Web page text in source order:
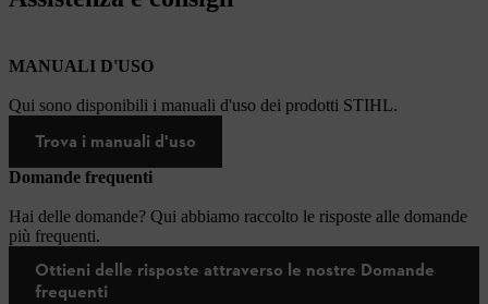
MANUALI D'USO
Qui sono disponibili i manuali d'uso dei prodotti STIHL.
Trova i manuali d'uso
Domande frequenti
Hai delle domande? Qui abbiamo raccolto le risposte alle domande
più frequenti.
Ottieni delle risposte attraverso le nostre Domande
frequenti